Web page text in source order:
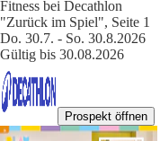
Fitness bei Decathlon
"Zurück im Spiel", Seite 1
Do. 30.7. - So. 30.8.2026
Gültig bis 30.08.2026
Prospekt öffnen